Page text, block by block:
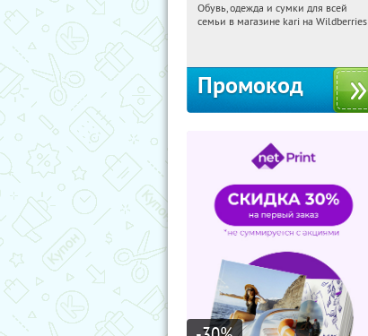
09:18:02 Получили:
Обувь, одежда и сумки для всей
семьи в магазине kari на Wildberries
Промокод